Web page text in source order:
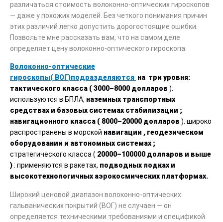
различаться стоимость волоконно-оптических гироскопов
— даже у похожих моделей. Без четкого понимания причин
этих различий легко допустить дорогостоящие ошибки.
Позвольте мне рассказать вам, что на самом деле
определяет цену волоконно-оптического гироскопа.
Волоконно-оптические
гироскопы( ВОГ)подразделяются на три уровня:
тактического класса (3000–8000 долларов ):
используются в БПЛА, наземных транспортных
средствах и базовых системах стабилизации ;
навигационного класса ( 8000–20000 долларов ): широко
распространены в морской навигации , геодезическом
оборудовании и автономных системах ;
стратегического класса ( 20000–100000 долларов и выше
): применяются в ракетах, подводных лодках и
высокотехнологичных аэрокосмических платформах.
Широкий ценовой диапазон волоконно-оптических
гальванических покрытий (ВОГ) не случаен — он
определяется техническими требованиями и спецификой